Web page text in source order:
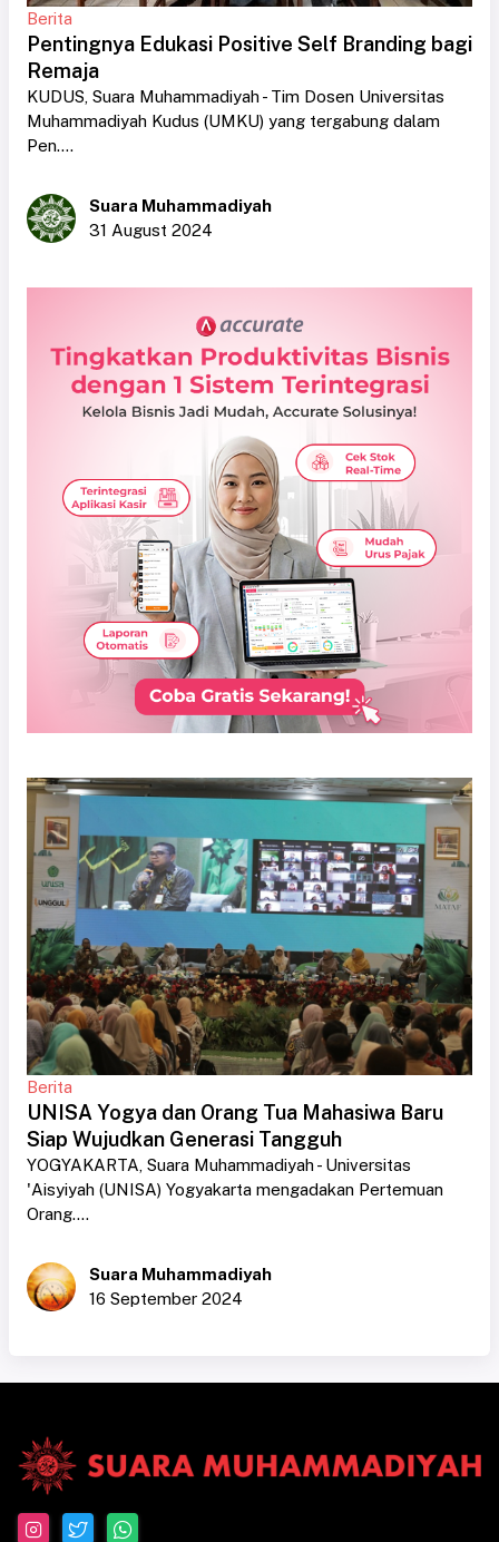
Berita
Pentingnya Edukasi Positive Self Branding bagi
Remaja
KUDUS, Suara Muhammadiyah - Tim Dosen Universitas
Muhammadiyah Kudus (UMKU) yang tergabung dalam
Pen....
Suara Muhammadiyah
31 August 2024
Berita
UNISA Yogya dan Orang Tua Mahasiwa Baru
Siap Wujudkan Generasi Tangguh
YOGYAKARTA, Suara Muhammadiyah - Universitas
'Aisyiyah (UNISA) Yogyakarta mengadakan Pertemuan
Orang....
Suara Muhammadiyah
16 September 2024